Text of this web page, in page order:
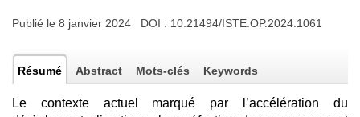
Publié le 8 janvier 2024 DOI : 10.21494/ISTE.OP.2024.1061
Résumé Abstract Mots-clés Keywords
Le contexte actuel marqué par l’accélération du